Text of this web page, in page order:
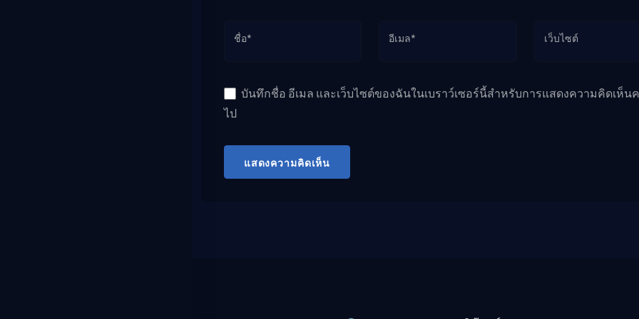
ชื่อ* อีเมล* เว็บไซต์
บันทึกชื่อ อีเมล และเว็บไซต์ของฉันในเบราว์เซอร์นี้สำหรับการแสดงความคิดเห็น
ไป
แสดงความคิดเห็น